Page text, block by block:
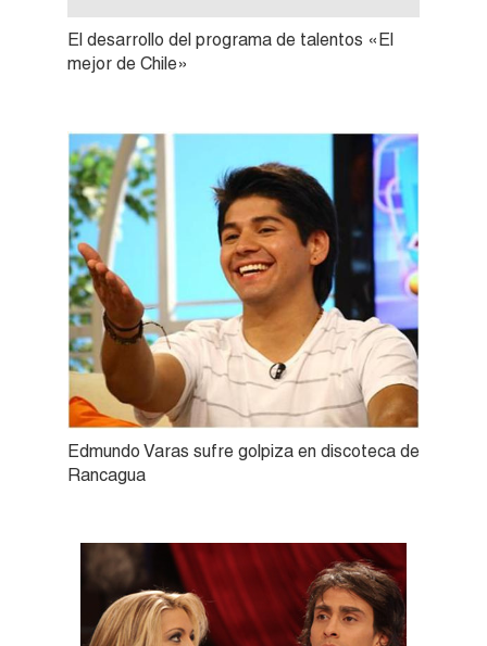
El desarrollo del programa de talentos «El
mejor de Chile»
Edmundo Varas sufre golpiza en discoteca de
Rancagua